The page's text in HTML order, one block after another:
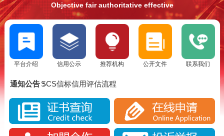
Objective fair authoritative effective
平台介绍 信用公示 推荐机构 公开文件 联系我们
通知公告：
SCS信用评估介绍
SCS信标信用评估流程
SCS信标信用评估背景分析
SCS信用评估是否被消费者认可？
信标信用评估要求
SCS信标信用评估流程
实施SCS诚信评估的意义
SCS信标信用评估背景分析